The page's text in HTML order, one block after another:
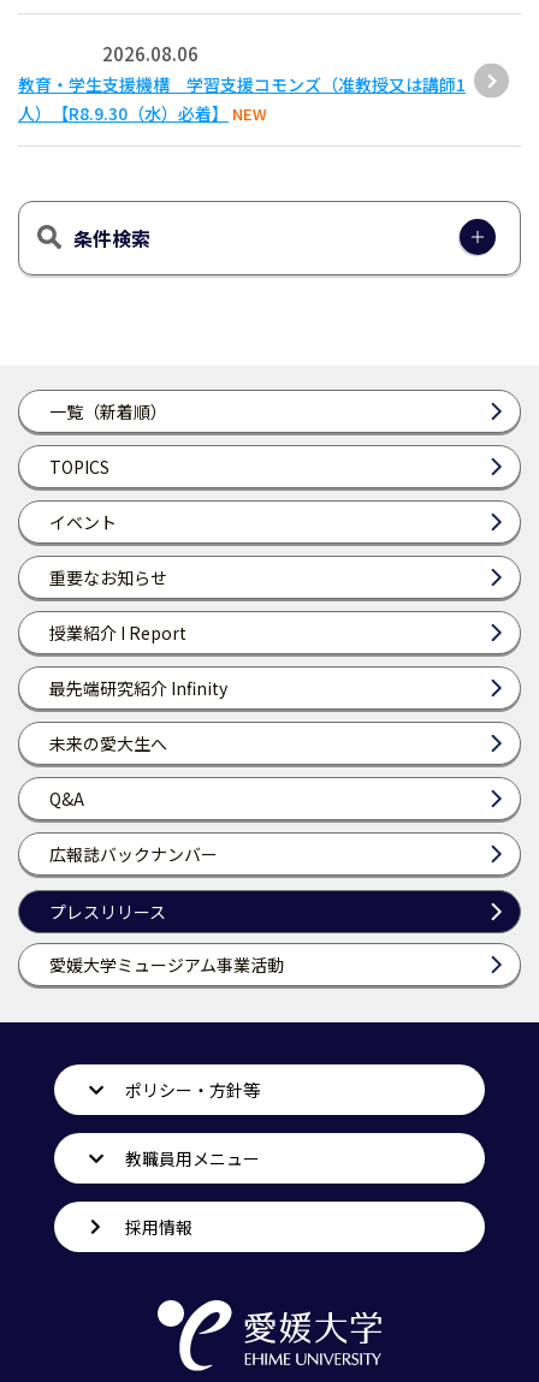
一覧（新着順）
TOPICS
イベント
重要なお知らせ
授業紹介 I Report
最先端研究紹介 Infinity
未来の愛大生へ
Q&A
広報誌バックナンバー
プレスリリース
愛媛大学ミュージアム事業活動
2026.08.06
教育・学生支援機構 学習支援コモンズ（准教授又は講師1
人）【R8.9.30（水）必着】
NEW
条件検索
ポリシー・方針等
教職員用メニュー
採用情報